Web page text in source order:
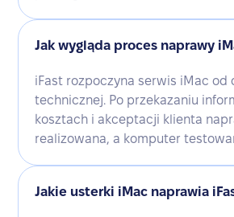
Jak wygląda proces naprawy
iFast rozpoczyna serwis iMac od
technicznej. Po przekazaniu
kosztach i akceptacji klienta
realizowana, a komputer
Jakie usterki iMac naprawia